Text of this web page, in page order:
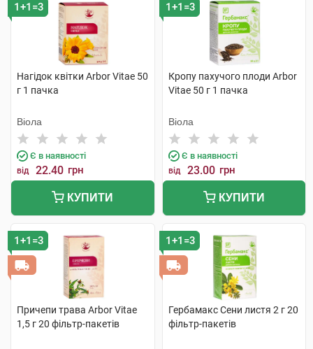
1+1=3
Нагідок квітки Arbor Vitae 50
г 1 пачка
Віола
Є в наявності
від 22.40 грн
КУПИТИ
1+1=3
Кропу пахучого плоди Arbor
Vitae 50 г 1 пачка
Віола
Є в наявності
від 23.00 грн
КУПИТИ
1+1=3
Причепи трава Arbor Vitae
1,5 г 20 фільтр-пакетів
1+1=3
Гербамакс Сени листя 2 г 20
фільтр-пакетів